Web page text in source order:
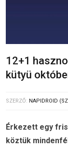
12+1
kütyü
SZERZŐ: NAPIDROID
Érkezett egy
köztük